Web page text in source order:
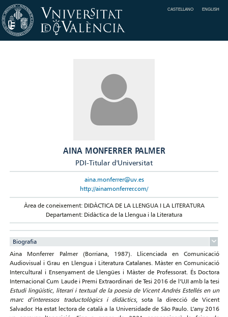
CASTELLANO ENGLISH
AINA MONFERRER PALMER
PDI-Titular d'Universitat
aina.monferrer@uv.es
http://ainamonferrer.com/
Àrea de coneixement: DIDÀCTICA DE LA LLENGUA I LA LITERATURA
Departament: Didàctica de la Llengua i la Literatura
Biografia
Aina Monferrer Palmer (Borriana, 1987). Llicenciada en Comunicació
Audiovisual i Grau en Llengua i Literatura Catalanes. Màster en Comunicació
Intercultural i Ensenyament de Llengües i Màster de Professorat. És Doctora
Internacional Cum Laude i Premi Extraordinari de Tesi 2016 de l’UJI amb la tesi
Estudi lingüístic, literari i textual de la poesia de Vicent Andrés Estellés en un
marc d’interessos traductològics i didàctics, sota la direcció de Vicent
Salvador. Ha estat lectora de català a la Universidade de São Paulo. L’any 2016